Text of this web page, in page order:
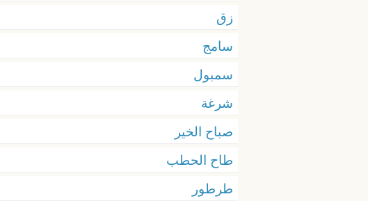
زق
سامج
سمبول
شرغة
صباح الخير
طاح الحطب
طرطور